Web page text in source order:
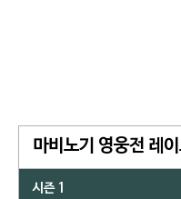
마비노기 영웅전 레
시즌 1